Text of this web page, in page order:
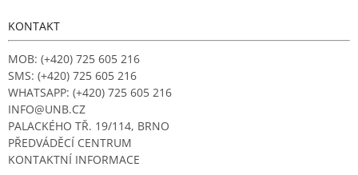
KONTAKT
MOB: (+420) 725 605 216
SMS: (+420) 725 605 216
WHATSAPP: (+420) 725 605 216
INFO@UNB.CZ
PALACKÉHO TŘ. 19/114, BRNO
PŘEDVÁDĚCÍ CENTRUM
KONTAKTNÍ INFORMACE